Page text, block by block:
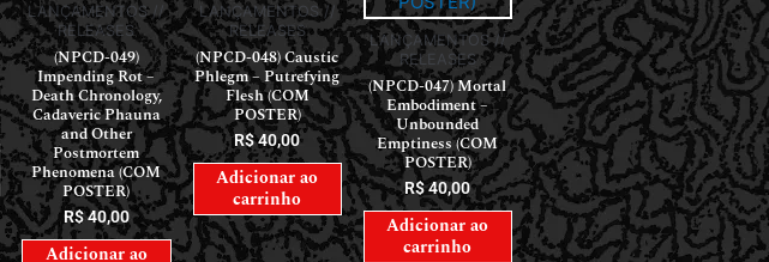
LANÇAMENTOS //
RELEASES
(NPCD-049)
Impending Rot –
Death Chronology,
Cadaveric Phauna
and Other
Postmortem
Phenomena (COM
POSTER)
R$40,00
Adicionar ao
LANÇAMENTOS //
RELEASES
(NPCD-048) Caustic
Phlegm – Putrefying
Flesh (COM
POSTER)
R$40,00
Adicionar ao
carrinho
LANÇAMENTOS //
RELEASES
(NPCD-047) Mortal
Embodiment –
Unbounded
Emptiness (COM
POSTER)
R$40,00
Adicionar ao
carrinho